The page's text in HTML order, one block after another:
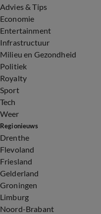
Advies & Tips
Economie
Entertainment
Infrastructuur
Milieu en Gezondheid
Politiek
Royalty
Sport
Tech
Weer
Regionieuws
Drenthe
Flevoland
Friesland
Gelderland
Groningen
Limburg
Noord-Brabant